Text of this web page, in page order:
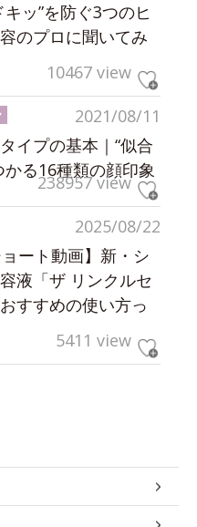
キッ”を防ぐ3つのヒ
のプロに聞いてみ
10467 view
2021/08/11
イプの基本｜“似合
かる16種類の顔印象
238957 view
2025/08/22
ョート動画】新・シ
液「ザ リンクルセ
すすめの使い方っ
5411 view